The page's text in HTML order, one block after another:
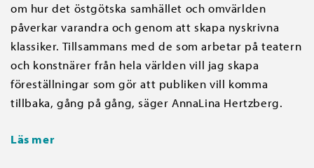
om hur det östgötska samhället och omvärlden
påverkar varandra och genom att skapa nyskrivna
klassiker. Tillsammans med de som arbetar på teatern
och konstnärer från hela världen vill jag skapa
föreställningar som gör att publiken vill komma
tillbaka, gång på gång, säger AnnaLina Hertzberg.
Läs mer